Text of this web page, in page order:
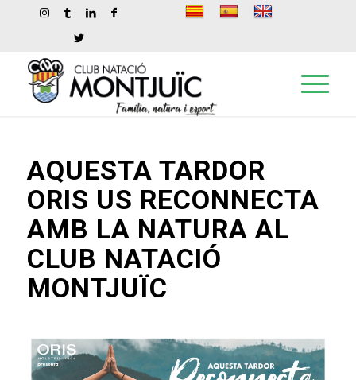
AQUESTA TARDOR
ORIS US RECONNECTA
AMB LA NATURA AL
CLUB NATACIÓ
MONTJUÏC